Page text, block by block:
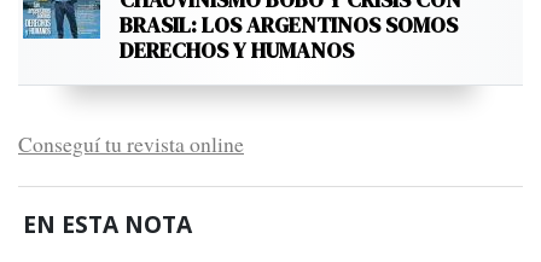
BRASIL: LOS ARGENTINOS SOMOS
DERECHOS Y HUMANOS
Conseguí tu revista online
EN ESTA NOTA